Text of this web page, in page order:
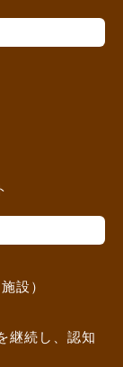
設）
継続し、認知